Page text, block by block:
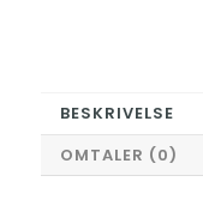
BESKRIVELSE
OMTALER (0)